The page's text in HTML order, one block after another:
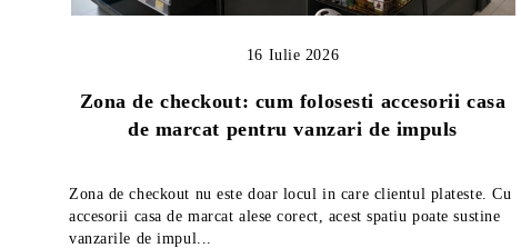
Zona de checkout: cum folosesti accesorii casa
de marcat pentru vanzari de impuls
16 Iulie 2026
Zona de checkout nu este doar locul in care clientul plateste. Cu
accesorii casa de marcat alese corect, acest spatiu poate sustine
vanzarile de impul...